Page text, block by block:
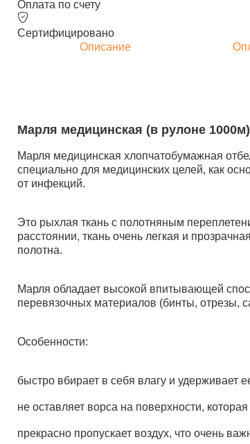
Оплата по счету
Сертифицировано
Описание
Марля медицинская (в рулоне
Марля медицинская хлопчатобумажная
специально для медицинских целей, как
от инфекций.
Это рыхлая ткань с полотняным
расстоянии, ткань очень легкая и
полотна.
Марля обладает высокой впитывающей
перевязочных материалов (бинты, отрезы,
Особенности:
быстро вбирает в себя влагу и удерживает
не оставляет ворса на поверхности,
прекрасно пропускает воздух, что очень